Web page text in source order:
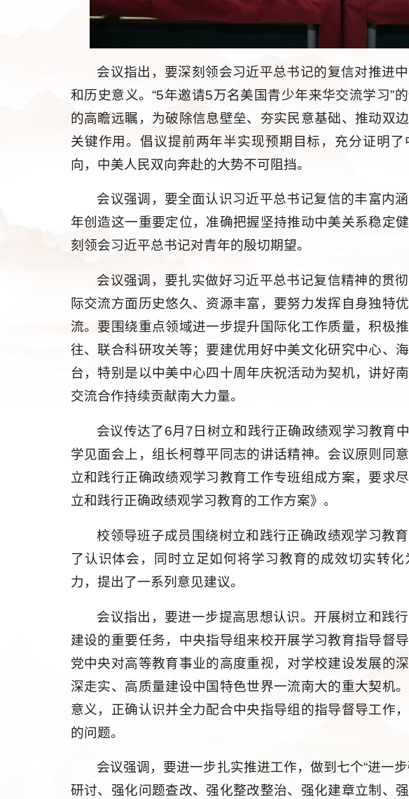
会议指出，要深刻领会习近平总书记的复信对推进
和历史意义。“5年邀请5万名美国青少年来华交流学习”
的高瞻远瞩，为破除信息壁垒、夯实民意基础、推动双
关键作用。倡议提前两年半实现预期目标，充分证明
向，中美人民双向奔赴的大势不可阻挡。
会议强调，要全面认识习近平总书记复信的丰富内
年创造这一重要定位，准确把握坚持推动中美关系稳定
刻领会习近平总书记对青年的殷切期望。
会议强调，要扎实做好习近平总书记复信精神的贯
际交流方面历史悠久、资源丰富，要努力发挥自身独特
流。要围绕重点领域进一步提升国际化工作质量，积极
往、联合科研攻关等；要建优用好中美文化研究中心、
台，特别是以中美中心四十周年庆祝活动为契机，讲好
交流合作持续贡献南大力量。
会议传达了6月7日树立和践行正确政绩观学习教育
学见面会上，组长柯尊平同志的讲话精神。会议原则同
立和践行正确政绩观学习教育工作专班组成方案，要求
立和践行正确政绩观学习教育的工作方案》。
校领导班子成员围绕树立和践行正确政绩观学习教
了认识体会，同时立足如何将学习教育的成效切实转
力，提出了一系列意见建议。
会议指出，要进一步提高思想认识。开展树立和践
建设的重要任务，中央指导组来校开展学习教育指导督
党中央对高等教育事业的高度重视，对学校建设发展的
深走实、高质量建设中国特色世界一流南大的重大契机
意义，正确认识并全力配合中央指导组的指导督导工作
的问题。
会议强调，要进一步扎实推进工作，做到七个“进一
研讨、强化问题查改、强化整改整治、强化建章立制、